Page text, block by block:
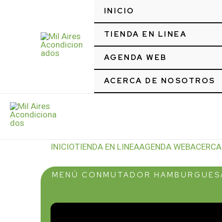
INICIO
TIENDA EN LINEA
AGENDA WEB
ACERCA DE NOSOTROS
INICIOTIENDA EN LINEAAGENDA WEB
MENÚ CONMUTADOR